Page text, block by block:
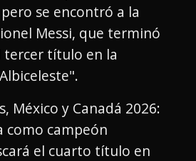
se encontró a la
Messi, que terminó
título en la
México y Canadá 2026:
como campeón
el cuarto título en